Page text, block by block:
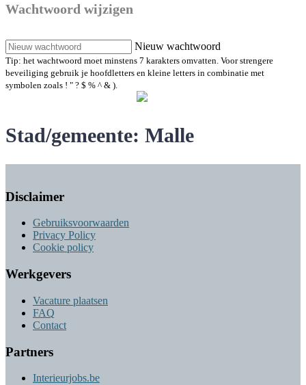
Wachtwoord wijzigen
Nieuw wachtwoord
Tip: het wachtwoord moet minstens 7 karakters omvatten. Voor strengere
beveiliging gebruik je hoofdletters en kleine letters in combinatie met
symbolen zoals ! " ? $ % ^ & ).
Stad/gemeente: Malle
Disclaimer
Gebruiksvoorwaarden
Privacy Policy
Cookie policy
Werkgevers
Vacature plaatsen
FAQ
Contact
Partners
Interieurjobs.be